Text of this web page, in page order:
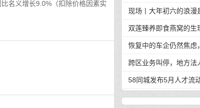
名义增长9.0%（扣除价格因素实
现场丨大年初六的浪漫
双莲臻养即食燕窝的生
恢复中的车企仍然焦虑，
跨区业务叫停，地方法
58同城发布5月人才流